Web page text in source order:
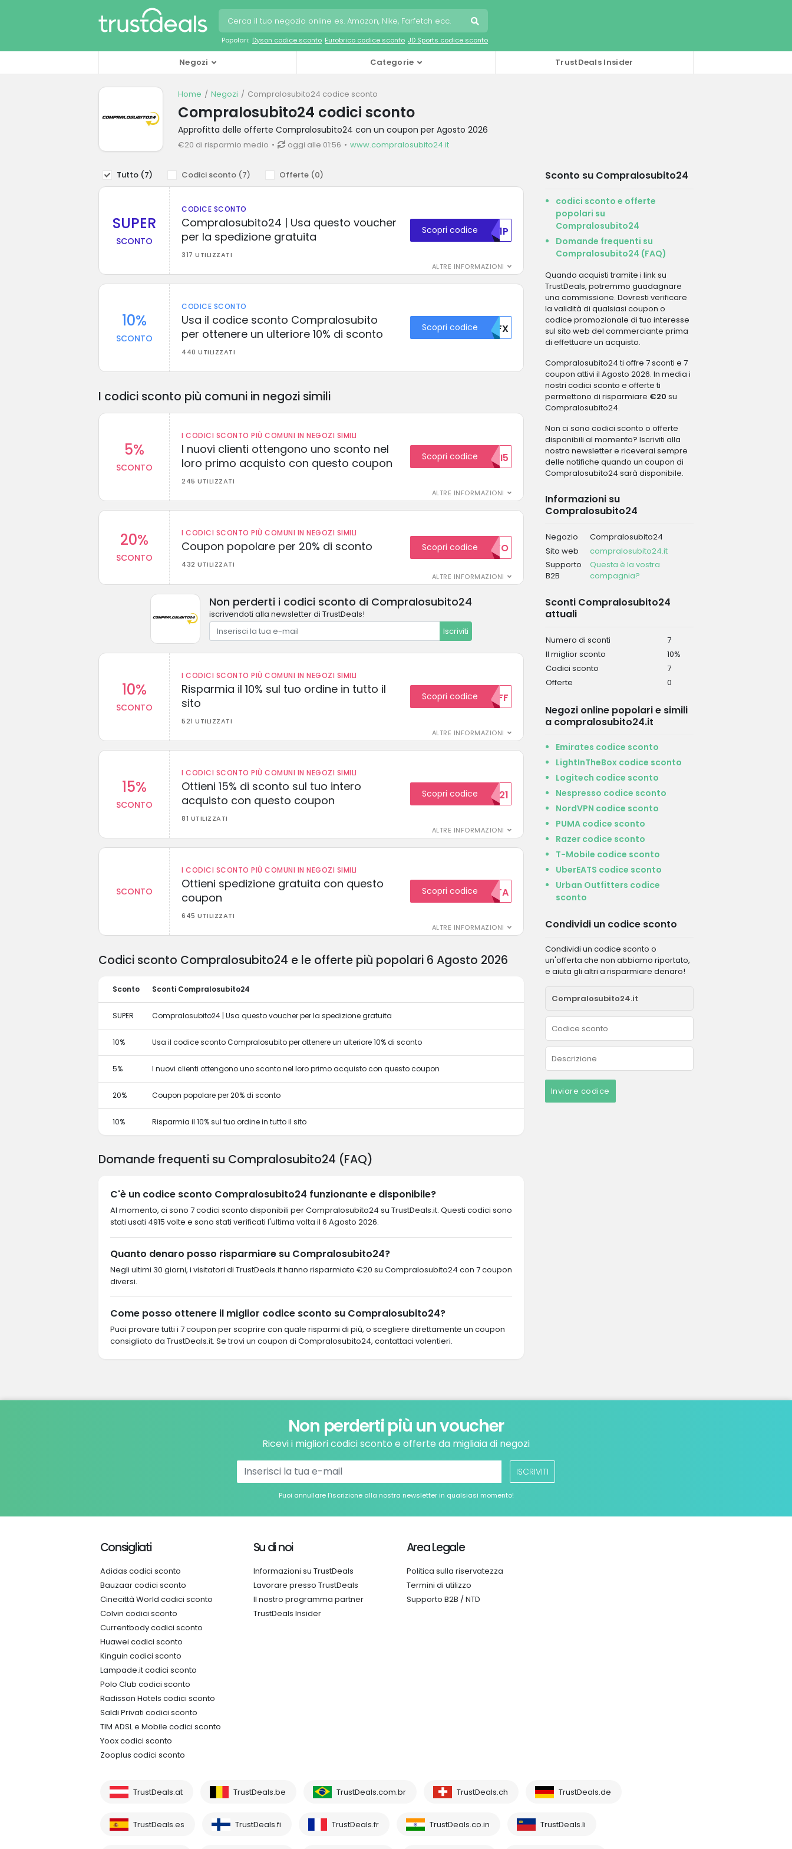
Popolari: Dyson codice sconto Eurobrico codice sconto JD Sports codice sconto
Negozi Categorie TrustDeals Insider
Home Negozi Compralosubito24 codice sconto
Compralosubito24 codici sconto
Approfitta delle offerte Compralosubito24 con un coupon per Agosto 2026
€20 di risparmio medio oggi alle 01:56 www.compralosubito24.it
Tutto (7) Codici sconto (7) Offerte (0)
SUPER
SCONTO
CODICE SCONTO
Compralosubito24 | Usa questo voucher
per la spedizione gratuita
317 UTILIZZATI
ALTRE INFORMAZIONI
Scopri codice RU1P
10%
SCONTO
CODICE SCONTO
Usa il codice sconto Compralosubito
per ottenere un ulteriore 10% di sconto
440 UTILIZZATI
Scopri codice MDFX
I codici sconto più comuni in negozi simili
5%
SCONTO
I CODICI SCONTO PIÙ COMUNI IN NEGOZI SIMILI
I nuovi clienti ottengono uno sconto nel
loro primo acquisto con questo coupon
245 UTILIZZATI
ALTRE INFORMAZIONI
Scopri codiceNUOVI5
20%
SCONTO
I CODICI SCONTO PIÙ COMUNI IN NEGOZI SIMILI
Coupon popolare per 20% di sconto
432 UTILIZZATI
ALTRE INFORMAZIONI
Scopri codice20SCONTO
Non perderti i codici sconto di Compralosubito24
iscrivendoti alla newsletter di TrustDeals!
Iscriviti
10%
SCONTO
I CODICI SCONTO PIÙ COMUNI IN NEGOZI SIMILI
Risparmia il 10% sul tuo ordine in tutto il
sito
521 UTILIZZATI
ALTRE INFORMAZIONI
Scopri codice 10OFF
15%
SCONTO
I CODICI SCONTO PIÙ COMUNI IN NEGOZI SIMILI
Ottieni 15% di sconto sul tuo intero
acquisto con questo coupon
81 UTILIZZATI
ALTRE INFORMAZIONI
Scopri codice
15SCONTO2021
SCONTO
I CODICI SCONTO PIÙ COMUNI IN NEGOZI SIMILI
Ottieni spedizione gratuita con questo
coupon
645 UTILIZZATI
ALTRE INFORMAZIONI
Scopri codiceGRATUITA
Sconto su Compralosubito24
codici sconto e offerte
popolari su
Compralosubito24
Domande frequenti su
Compralosubito24 (FAQ)
Quando acquisti tramite i link su
TrustDeals, potremmo guadagnare
una commissione. Dovresti verificare
la validità di qualsiasi coupon o
codice promozionale di tuo interesse
sul sito web del commerciante prima
di effettuare un acquisto.
Compralosubito24 ti offre 7 sconti e 7
coupon attivi il Agosto 2026. In media i
nostri codici sconto e offerte ti
permettono di risparmiare €20 su
Compralosubito24.
Non ci sono codici sconto o offerte
disponibili al momento? Iscriviti alla
nostra newsletter e riceverai sempre
delle notifiche quando un coupon di
Compralosubito24 sarà disponibile.
Informazioni su
Compralosubito24
Negozio
Compralosubito24
Sito web
compralosubito24.it
Supporto
B2B
Questa è la vostra
compagnia?
Sconti Compralosubito24
attuali
Numero di sconti
7
Il miglior sconto
10%
Codici sconto
7
Offerte
0
Negozi online popolari e simili
a compralosubito24.it
Emirates codice sconto
LightInTheBox codice sconto
Logitech codice sconto
Nespresso codice sconto
NordVPN codice sconto
PUMA codice sconto
Razer codice sconto
T-Mobile codice sconto
UberEATS codice sconto
Urban Outfitters codice
sconto
Condividi un codice sconto
Condividi un codice sconto o
un'offerta che non abbiamo riportato,
e aiuta gli altri a risparmiare denaro!
Inviare codice
Codici sconto Compralosubito24 e le offerte più popolari 6 Agosto 2026
Sconto Sconti Compralosubito24
SUPER Compralosubito24 | Usa questo voucher per la spedizione gratuita
10% Usa il codice sconto Compralosubito per ottenere un ulteriore 10% di sconto
5% I nuovi clienti ottengono uno sconto nel loro primo acquisto con questo coupon
20% Coupon popolare per 20% di sconto
10% Risparmia il 10% sul tuo ordine in tutto il sito
Domande frequenti su Compralosubito24 (FAQ)
C'è un codice sconto Compralosubito24 funzionante e disponibile?
Al momento, ci sono 7 codici sconto disponibili per Compralosubito24 su TrustDeals.it. Questi codici sono
stati usati 4915 volte e sono stati verificati l'ultima volta il 6 Agosto 2026.
Quanto denaro posso risparmiare su Compralosubito24?
Negli ultimi 30 giorni, i visitatori di TrustDeals.it hanno risparmiato €20 su Compralosubito24 con 7 coupon
diversi.
Come posso ottenere il miglior codice sconto su Compralosubito24?
Puoi provare tutti i 7 coupon per scoprire con quale risparmi di più, o scegliere direttamente un coupon
consigliato da TrustDeals.it. Se trovi un coupon di Compralosubito24, contattaci volentieri.
Non perderti più un voucher
Ricevi i migliori codici sconto e offerte da migliaia di negozi
ISCRIVITI
Puoi annullare l’iscrizione alla nostra newsletter in qualsiasi momento!
Consigliati
Adidas codici sconto
Bauzaar codici sconto
Cinecittà World codici sconto
Colvin codici sconto
Currentbody codici sconto
Huawei codici sconto
Kinguin codici sconto
Lampade.it codici sconto
Polo Club codici sconto
Radisson Hotels codici sconto
Saldi Privati codici sconto
TIM ADSL e Mobile codici sconto
Yoox codici sconto
Zooplus codici sconto
Su di noi
Informazioni su TrustDeals
Lavorare presso TrustDeals
Il nostro programma partner
TrustDeals Insider
Area Legale
Politica sulla riservatezza
Termini di utilizzo
Supporto B2B / NTD
TrustDeals.at TrustDeals.be TrustDeals.com.br TrustDeals.ch TrustDeals.de
TrustDeals.es TrustDeals.fi TrustDeals.fr TrustDeals.co.in TrustDeals.li